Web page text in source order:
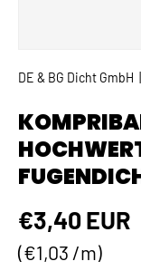
DE & BG Dicht GmbH
Normaler
€3,40 EUR
Grundpreis
€1,03 /m